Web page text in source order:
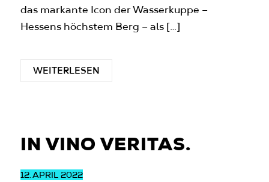
das markante Icon der Wasserkuppe –
Hessens höchstem Berg – als […]
WEITERLESEN
IN VINO VERITAS.
12.APRIL 2022